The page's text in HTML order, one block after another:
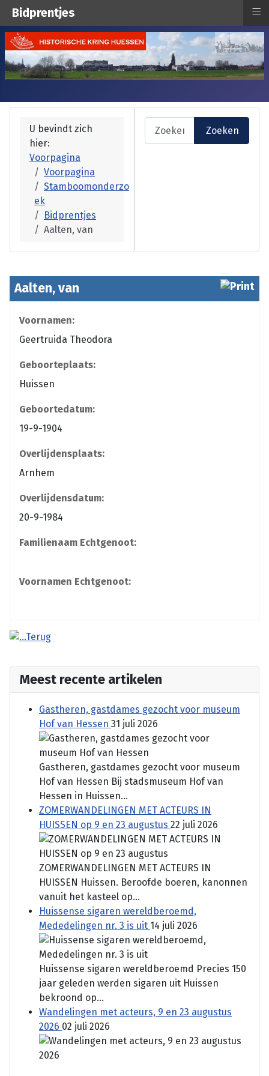
U bevindt zich
hier:
Voorpagina
Voorpagina
Stamboomonderzo
ek
Bidprentjes
Aalten, van
Zoeken
Zoeken
Aalten, van
Voornamen:
Geertruida Theodora
Geboorteplaats:
Huissen
Geboortedatum:
19-9-1904
Overlijdensplaats:
Arnhem
Overlijdensdatum:
20-9-1984
Familienaam Echtgenoot:
Voornamen Echtgenoot:
Meest recente artikelen
Gastheren, gastdames gezocht voor museum
Hof van Hessen 31 juli 2026
Gastheren, gastdames gezocht voor museum
Hof van Hessen Bij stadsmuseum Hof van
Hessen in Huissen...
ZOMERWANDELINGEN MET ACTEURS IN
HUISSEN op 9 en 23 augustus 22 juli 2026
ZOMERWANDELINGEN MET ACTEURS IN
HUISSEN Huissen. Beroofde boeren, kanonnen
vanuit het kasteel op...
Huissense sigaren wereldberoemd,
Mededelingen nr. 3 is uit 14 juli 2026
Huissense sigaren wereldberoemd Precies 150
jaar geleden werden sigaren uit Huissen
bekroond op...
Wandelingen met acteurs, 9 en 23 augustus
2026 02 juli 2026
Bidprentjes ≡